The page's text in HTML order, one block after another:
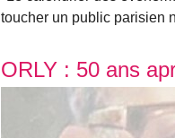
toucher un public parisien
ORLY : 50 ans